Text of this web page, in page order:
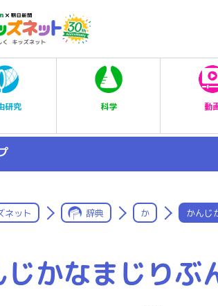
研究 科学 動
ネット 辞典 か かんじ
じかなまじりぶ